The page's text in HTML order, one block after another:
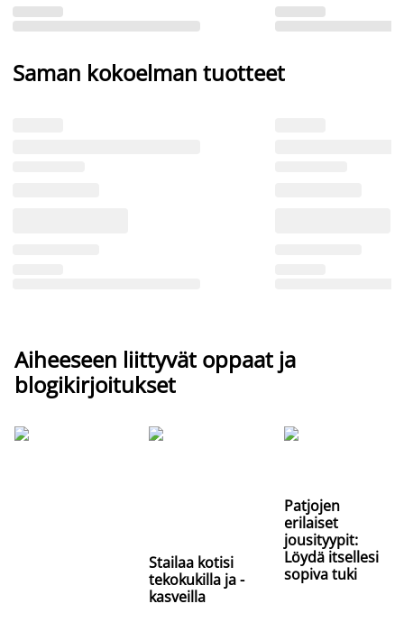
Saman kokoelman tuotteet
Aiheeseen liittyvät oppaat ja
blogikirjoitukset
Stailaa kotisi
tekokukilla ja -
kasveilla
Patjojen
erilaiset
jousityypit:
Löydä itsellesi
sopiva tuki